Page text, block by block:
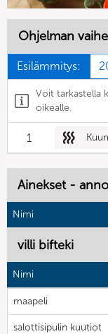
Ohjelman
Esilämmitys:
Voit tarkastella
oikealle.
1
Ainekset -
Nimi
villi bifteki
Nimi
maapeli
salottisipulin kuutiot